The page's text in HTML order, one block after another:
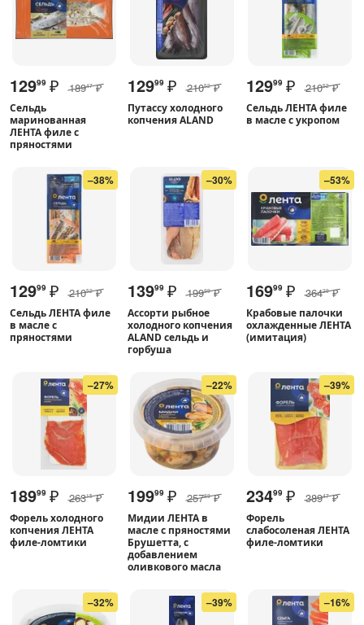
12999 ₽ 18947 ₽
Сельдь
маринованная
ЛЕНТА филе с
пряностями
12999 ₽ 21052 ₽
Путассу холодного
копчения ALAND
12999 ₽ 21052 ₽
Сельдь ЛЕНТА филе
в масле с укропом
–38%
12999 ₽ 21052 ₽
Сельдь ЛЕНТА филе
в масле с
пряностями
–30%
13999 ₽ 19999 ₽
Ассорти рыбное
холодного копчения
ALAND сельдь и
горбуша
–53%
16999 ₽ 36429 ₽
Крабовые палочки
охлажденные ЛЕНТА
(имитация)
–27%
18999 ₽ 26315 ₽
Форель холодного
копчения ЛЕНТА
филе-ломтики
–22%
19999 ₽ 25789 ₽
Мидии ЛЕНТА в
масле с пряностями
Брушетта, с
добавлением
оливкового масла
–39%
23499 ₽ 38947 ₽
Форель
слабосоленая ЛЕНТА
филе-ломтики
–32% –39% –16%